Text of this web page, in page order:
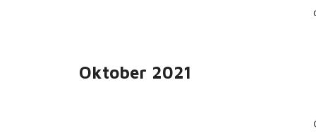
Oktober 2021